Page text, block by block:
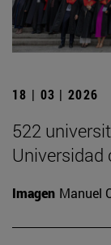
18 | 03 | 2026
522
Universidad
Imagen Manuel